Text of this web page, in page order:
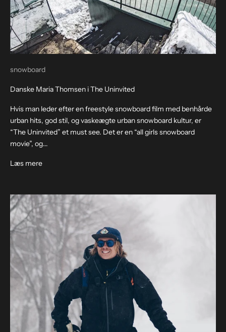
snowboard
Danske Maria Thomsen i The Uninvited
Hvis man leder efter en freestyle snowboard film med benhårde
urban hits, god stil, og vaskeægte urban snowboard kultur, er
“The Uninvited” et must see. Det er en “all girls snowboard
movie”, og...
Læs mere